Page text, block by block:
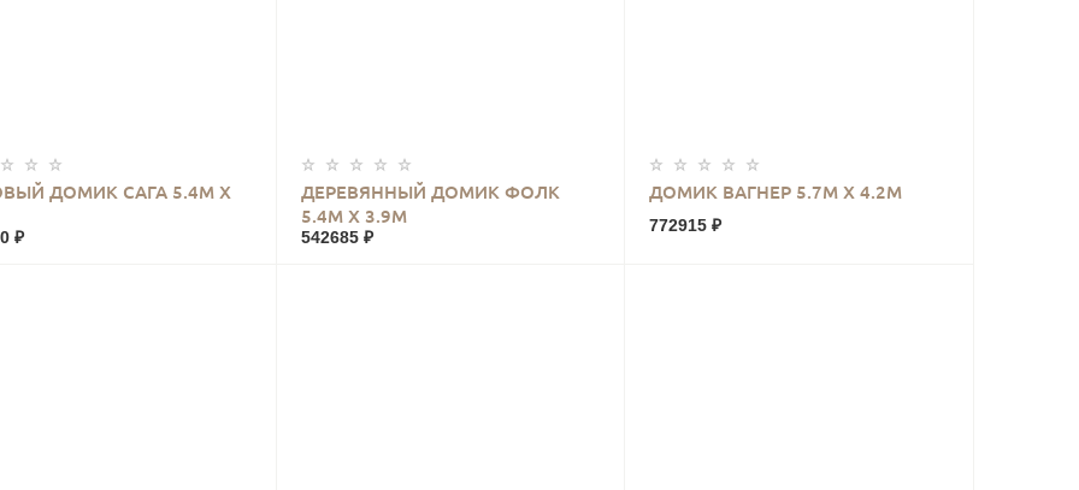
ДОМИК САГА 5.4М Х
₽
КУПИТЬ
ДЕРЕВЯННЫЙ ДОМИК ФОЛК
5.4М Х 3.9М
542685 ₽
КУПИТЬ ДОМИК ВАГНЕР 5.7М Х 4.2М
772915 ₽
КУПИТЬ